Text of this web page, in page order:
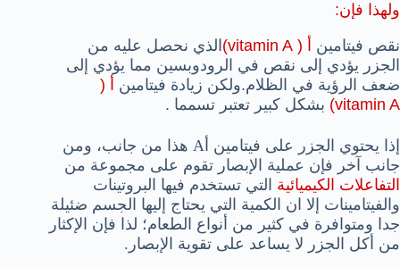
ولهذا فإن:
نقص فيتامين
أ ( vitamin A)
الذي نحصل عليه من
الجزر يؤدي إلى نقص في الرودوبسين مما يؤدي إلى
ضعف الرؤية في الظلام.ولكن زيادة فيتامين أ (
vitamin A) بشكل كبير تعتبر تسمما .
إذا يحتوي الجزر على فيتامين أA هذا من جانب، ومن
جانب آخر فإن عملية الإبصار تقوم على مجموعة من
التفاعلات الكيميائية التي تستخدم فيها البروتينات
والفيتامينات إلا ان الكمية التي يحتاج إليها الجسم ضئيلة
جدا ومتوافرة في كثير من أنواع الطعام؛ لذا فإن الإكثار
من أكل الجزر لا يساعد على تقوية الإبصار.